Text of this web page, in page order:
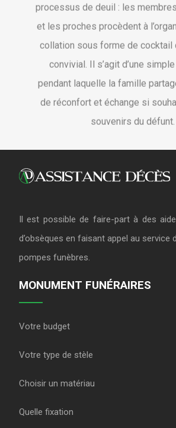
et les proches procèdent à
collation sous forme de cocktail
convivial. Il s’agit d’une
pendant laquelle la famille
de réconfort et échange si
souvenirs du défunt.
Il est possible de faire-part à des
d’obsèques en faisant appel au service
pompes funèbres.
MONUMENT FUNÉRAIRES
Votre budget
Votre type de stèle
Choisir un matériau
Quelle fixation